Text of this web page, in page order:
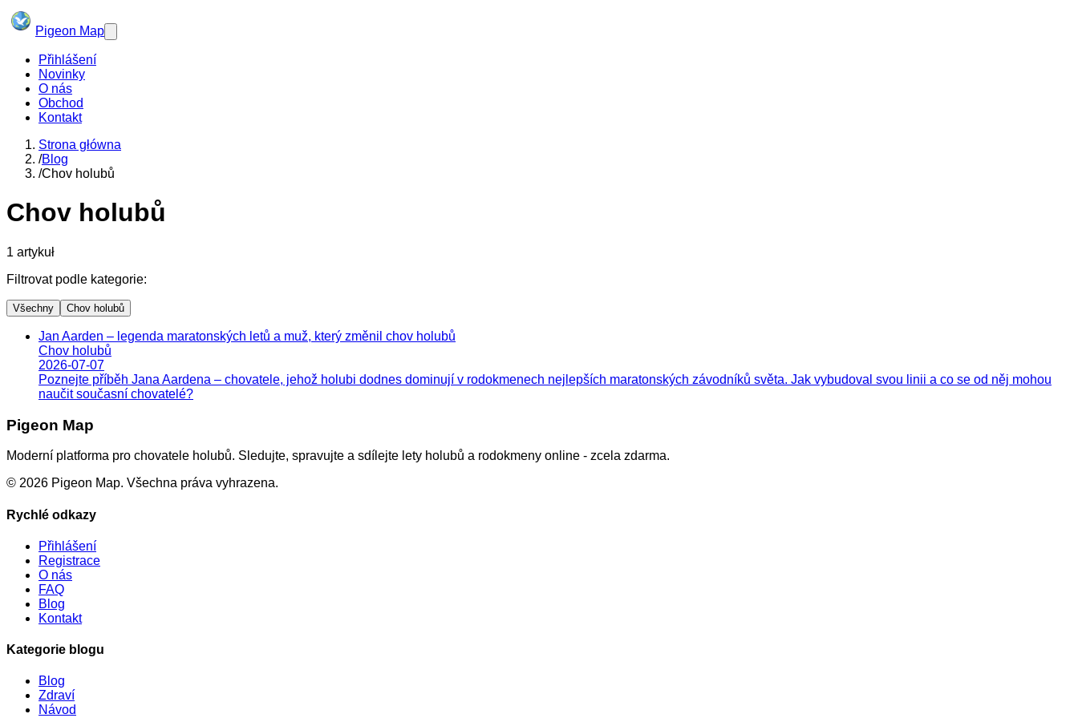
Pigeon Map
Přihlášení
Novinky
O nás
Obchod
Kontakt
Strona główna
/Blog
/Chov holubů
Chov holubů
1 artykuł
Filtrovat podle kategorie:
Všechny Chov holubů
Jan Aarden – legenda maratonských letů a muž, který změnil chov holubů
Chov holubů
2026-07-07
Poznejte příběh Jana Aardena – chovatele, jehož holubi dodnes dominují v rodokmenech nejlepších maratonských závodníků světa. Jak vybudoval svou linii a co se od něj mohou
naučit současní chovatelé?
Pigeon Map
Moderní platforma pro chovatele holubů. Sledujte, spravujte a sdílejte lety holubů a rodokmeny online - zcela zdarma.
© 2026 Pigeon Map. Všechna práva vyhrazena.
Rychlé odkazy
Přihlášení
Registrace
O nás
FAQ
Blog
Kontakt
Kategorie blogu
Blog
Zdraví
Návod